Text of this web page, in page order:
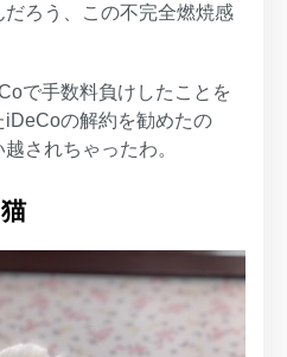
ろう、この不完全燃焼感
で手数料負けしたことを
の解約を勧めたの
されちゃったわ。